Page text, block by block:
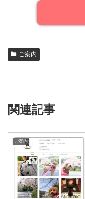
ご案内
関連記事
ご案内